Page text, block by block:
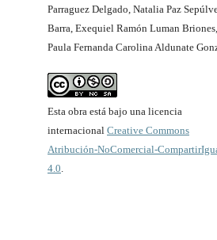
Parraguez Delgado, Natalia Paz
Barra, Exequiel Ramón Luman Briones,
Paula Fernanda Carolina Aldunate
Esta obra está bajo una licencia
internacional Creative Commons
Atribución-NoComercial-
4.0.